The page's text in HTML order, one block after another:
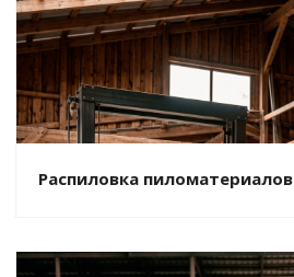
Распиловка пиломатериалов